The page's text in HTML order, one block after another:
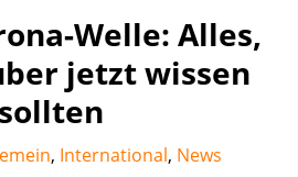
Welle: Alles,
jetzt wissen
sollten
, International, News